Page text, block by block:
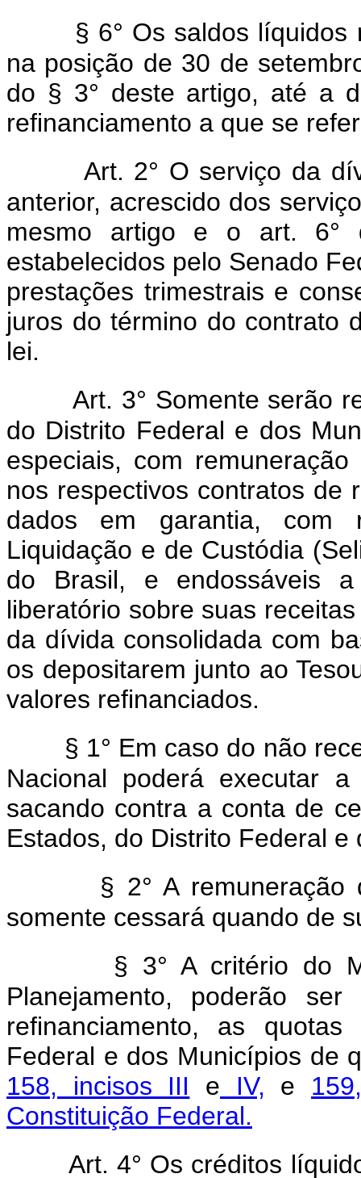
§ 6° Os saldos
na posição de 30 de
do § 3° deste artigo, até a
refinanciamento a que se
Art. 2° O serviço da
anterior, acrescido dos
mesmo artigo e o art. 6°
estabelecidos pelo Senado
prestações trimestrais e
juros do término do contrato
lei.
Art. 3° Somente serão
do Distrito Federal e dos
especiais, com
nos respectivos contratos de
dados em garantia, com
Liquidação e de Custódia
do Brasil, e endossáveis
liberatório sobre suas
da dívida consolidada com
os depositarem junto ao
valores refinanciados.
§ 1° Em caso do não
Nacional poderá executar
sacando contra a conta de
Estados, do Distrito Federal e
§ 2° A
somente cessará quando de
§ 3° A critério do
Planejamento, poderão
refinanciamento, as
Federal e dos Municípios de
158, incisos III e IV, e
Constituição Federal.
Art. 4° Os créditos